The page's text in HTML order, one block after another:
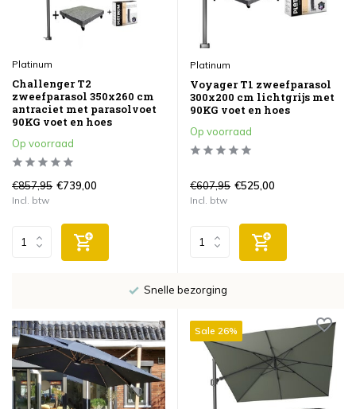
Platinum
Challenger T2
zweefparasol 350x260 cm
antraciet met parasolvoet
90KG voet en hoes
Op voorraad
€857,95 €739,00
Incl. btw
Platinum
Voyager T1 zweefparasol
300x200 cm lichtgrijs met
90KG voet en hoes
Op voorraad
€607,95 €525,00
Incl. btw
Snelle bezorging
Sale 26%